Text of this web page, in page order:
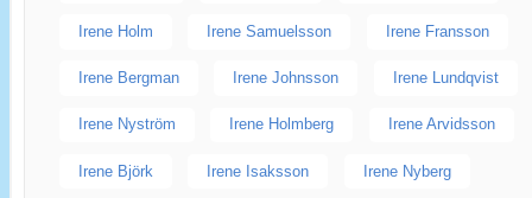
Irene Holm Irene Samuelsson Irene Fransson
Irene Bergman Irene Johnsson Irene Lundqvist
Irene Nyström Irene Holmberg Irene Arvidsson
Irene Björk Irene Isaksson Irene Nyberg